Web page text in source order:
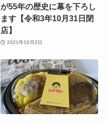
が55年の歴史に幕を下ろし
ます【令和3年10月31日閉
店】
2021年10月2日